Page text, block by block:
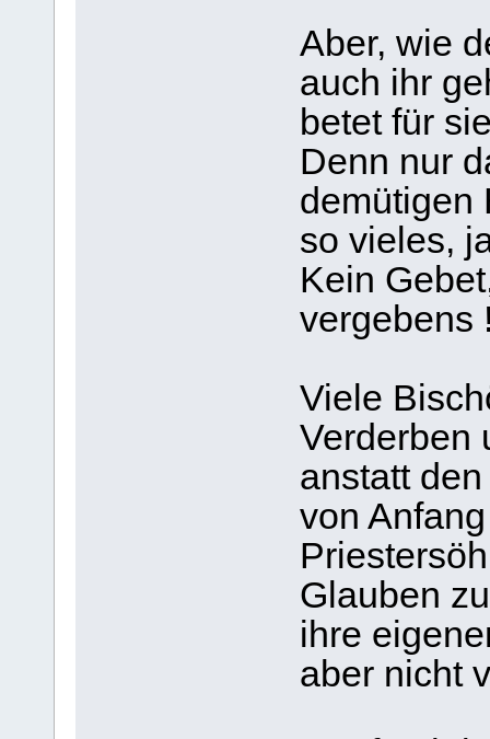
Aber, wie
auch ihr
betet für
Denn nur
demütigen
so vieles,
Kein
vergebens
Viele
Verderben
anstatt
von
Glauben
ihre
aber nicht